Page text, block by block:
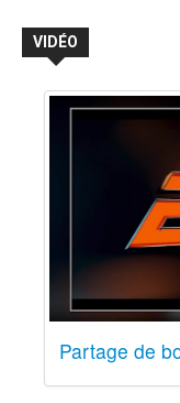
VIDÉO
Partage de